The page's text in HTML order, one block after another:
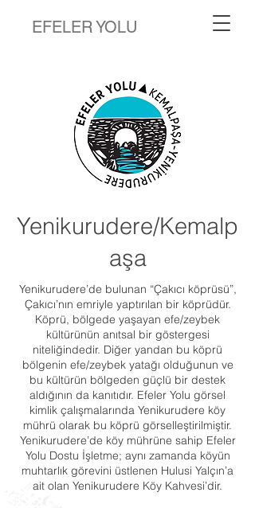
EFELER YOLU
Yenikurudere/Kemalp
aşa
Yenikurudere’de bulunan “Çakıcı köprüsü”,
Çakıcı’nın emriyle yaptırılan bir köprüdür.
Köprü, bölgede yaşayan efe/zeybek
kültürünün anıtsal bir göstergesi
niteliğindedir. Diğer yandan bu köprü
bölgenin efe/zeybek yatağı olduğunun ve
bu kültürün bölgeden güçlü bir destek
aldığının da kanıtıdır. Efeler Yolu görsel
kimlik çalışmalarında Yenikurudere köy
mührü olarak bu köprü görselleştirilmiştir.
Yenikurudere’de köy mührüne sahip Efeler
Yolu Dostu İşletme; aynı zamanda köyün
muhtarlık görevini üstlenen Hulusi Yalçın’a
ait olan Yenikurudere Köy Kahvesi’dir.